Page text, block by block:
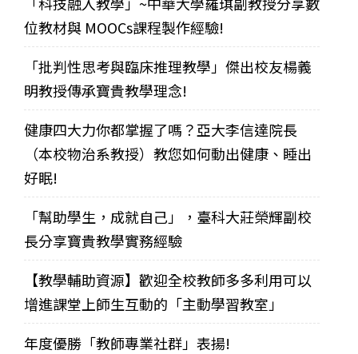
位教材與 MOOCs課程製作經驗!
「批判性思考與臨床推理教學」傑出校友楊義
明教授傳承寶貴教學理念!
健康四大力你都掌握了嗎？亞大李信達院長
（本校物治系教授）教您如何動出健康、睡出
好眠!
「幫助學生，成就自己」，臺科大莊榮輝副校
長分享寶貴教學實務經驗
【教學輔助資源】歡迎全校教師多多利用可以
增進課堂上師生互動的「主動學習教室」
年度優勝「教師專業社群」表揚!